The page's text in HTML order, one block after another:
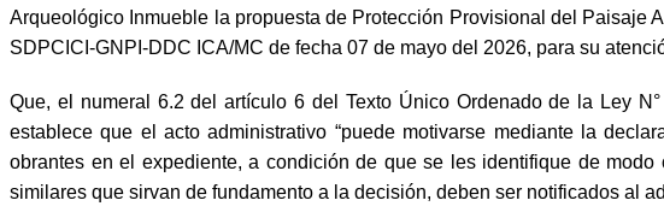
Arqueológico Inmueble la propuesta de Protección Provisional del Paisaje
SDPCICI-GNPI-DDC ICA/MC de fecha 07 de mayo del 2026, para su
Que, el numeral 6.2 del artículo 6 del Texto Único Ordenado de la Ley
establece que el acto administrativo “puede motivarse mediante la
obrantes en el expediente, a condición de que se les identifique de
similares que sirvan de fundamento a la decisión, deben ser notificados al